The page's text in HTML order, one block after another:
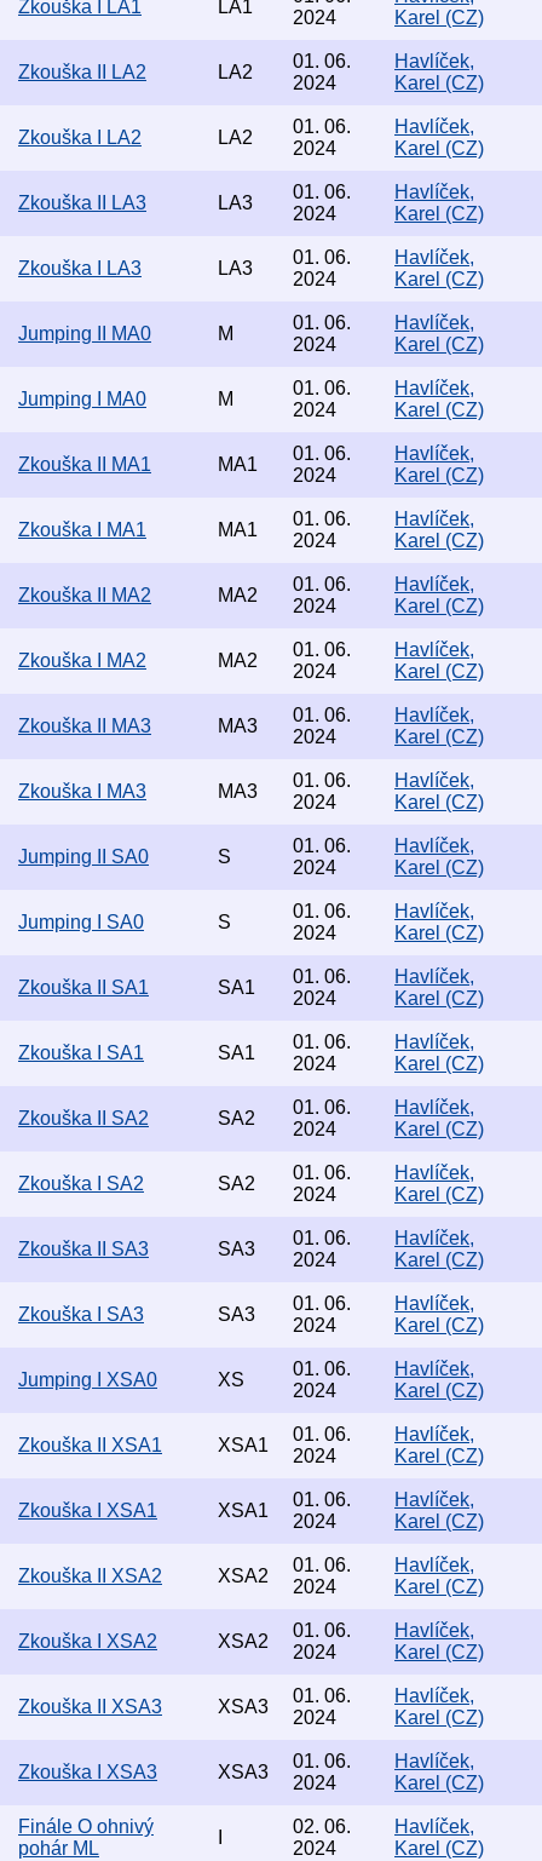
Zkouška I LA1 LA1
2024
Karel (CZ)
Zkouška II LA2 LA2
01. 06.
2024
Havlíček,
Karel (CZ)
Zkouška I LA2 LA2
01. 06.
2024
Havlíček,
Karel (CZ)
Zkouška II LA3 LA3
01. 06.
2024
Havlíček,
Karel (CZ)
Zkouška I LA3 LA3
01. 06.
2024
Havlíček,
Karel (CZ)
Jumping II MA0 M
01. 06.
2024
Havlíček,
Karel (CZ)
Jumping I MA0 M
01. 06.
2024
Havlíček,
Karel (CZ)
Zkouška II MA1 MA1
01. 06.
2024
Havlíček,
Karel (CZ)
Zkouška I MA1 MA1
01. 06.
2024
Havlíček,
Karel (CZ)
Zkouška II MA2 MA2
01. 06.
2024
Havlíček,
Karel (CZ)
Zkouška I MA2 MA2
01. 06.
2024
Havlíček,
Karel (CZ)
Zkouška II MA3 MA3
01. 06.
2024
Havlíček,
Karel (CZ)
Zkouška I MA3 MA3
01. 06.
2024
Havlíček,
Karel (CZ)
Jumping II SA0 S
01. 06.
2024
Havlíček,
Karel (CZ)
Jumping I SA0 S
01. 06.
2024
Havlíček,
Karel (CZ)
Zkouška II SA1 SA1
01. 06.
2024
Havlíček,
Karel (CZ)
Zkouška I SA1 SA1
01. 06.
2024
Havlíček,
Karel (CZ)
Zkouška II SA2 SA2
01. 06.
2024
Havlíček,
Karel (CZ)
Zkouška I SA2 SA2
01. 06.
2024
Havlíček,
Karel (CZ)
Zkouška II SA3 SA3
01. 06.
2024
Havlíček,
Karel (CZ)
Zkouška I SA3 SA3
01. 06.
2024
Havlíček,
Karel (CZ)
Jumping I XSA0 XS
01. 06.
2024
Havlíček,
Karel (CZ)
Zkouška II XSA1 XSA1
01. 06.
2024
Havlíček,
Karel (CZ)
Zkouška I XSA1 XSA1
01. 06.
2024
Havlíček,
Karel (CZ)
Zkouška II XSA2 XSA2
01. 06.
2024
Havlíček,
Karel (CZ)
Zkouška I XSA2 XSA2
01. 06.
2024
Havlíček,
Karel (CZ)
Zkouška II XSA3 XSA3
01. 06.
2024
Havlíček,
Karel (CZ)
Zkouška I XSA3 XSA3
01. 06.
2024
Havlíček,
Karel (CZ)
Finále O ohnivý
pohár ML
02. 06.
2024
Havlíček,
Karel (CZ)